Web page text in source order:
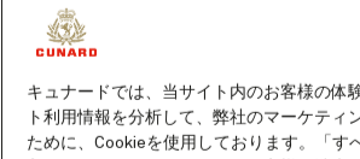
キュナードでは、当サイト内のお客様の体
ト利用情報を分析して、弊社のマーケティ
ために、Cookieを使用しております。「す